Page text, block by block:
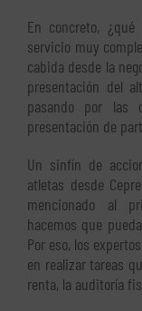
En concreto,
servicio muy
cabida desde la
presentación del
pasando por las
presentación de
Un sinfín de
atletas desde
mencionado al
hacemos que
Por eso, los
en realizar tareas
renta, la auditoría